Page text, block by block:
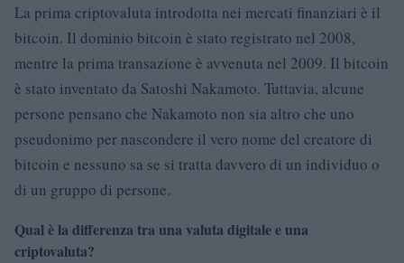
La prima criptovaluta introdotta nei mercati finanziari è il
bitcoin. Il dominio bitcoin è stato registrato nel 2008,
mentre la prima transazione è avvenuta nel 2009. Il bitcoin
è stato inventato da Satoshi Nakamoto. Tuttavia, alcune
persone pensano che Nakamoto non sia altro che uno
pseudonimo per nascondere il vero nome del creatore di
bitcoin e nessuno sa se si tratta davvero di un individuo o
di un gruppo di persone.
Qual è la differenza tra una valuta digitale e una
criptovaluta?